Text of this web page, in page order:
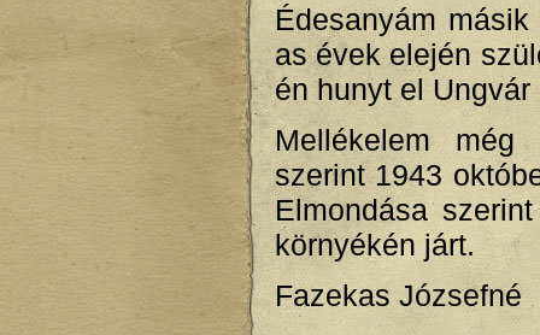
Édesanyám
as évek elején
én hunyt el Ungvár
Mellékelem még
szerint 1943
Elmondása
környékén járt.
Fazekas Józsefné